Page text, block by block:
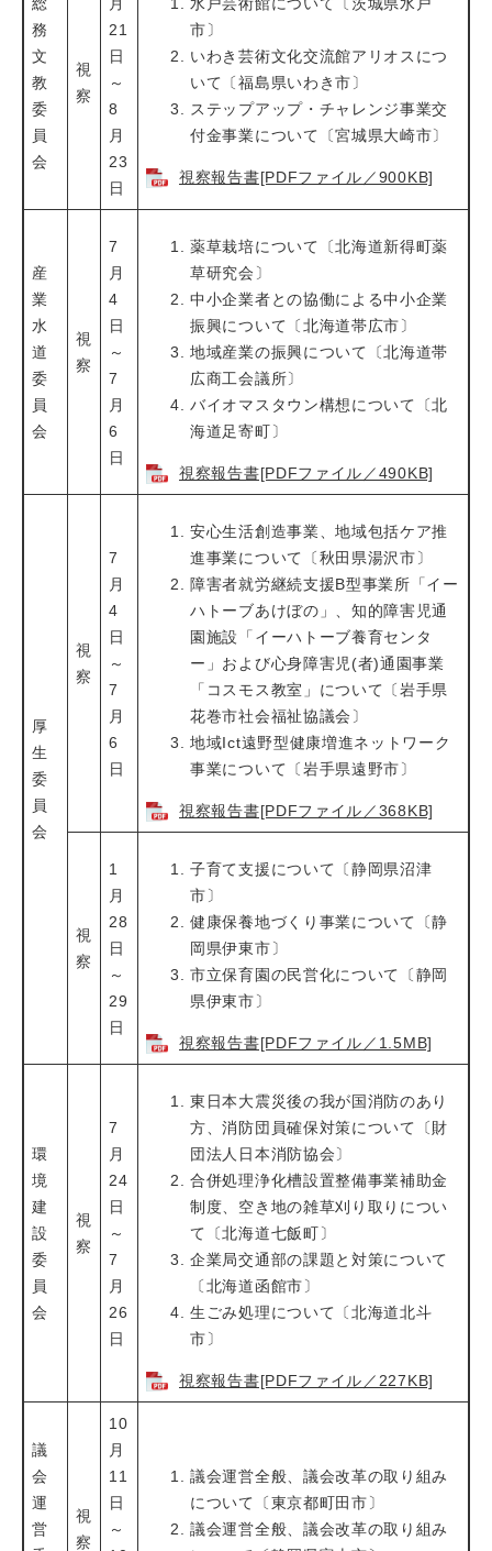
務
文
教
委
員
会
視
察
21
日
～
8
月
23
日
市〕
いわき芸術文化交流館アリオスにつ
いて〔福島県いわき市〕
ステップアップ・チャレンジ事業交
付金事業について〔宮城県大崎市〕
視察報告書[PDFファイル／900KB]
産
業
水
道
委
員
会
視
察
7
月
4
日
～
7
月
6
日
薬草栽培について〔北海道新得町薬
草研究会〕
中小企業者との協働による中小企業
振興について〔北海道帯広市〕
地域産業の振興について〔北海道帯
広商工会議所〕
バイオマスタウン構想について〔北
海道足寄町〕
視察報告書[PDFファイル／490KB]
厚
生
委
員
会
視
察
7
月
4
日
～
7
月
6
日
安心生活創造事業、地域包括ケア推
進事業について〔秋田県湯沢市〕
障害者就労継続支援B型事業所「イー
ハトーブあけぼの」、知的障害児通
園施設「イーハトーブ養育センタ
ー」および心身障害児(者)通園事業
「コスモス教室」について〔岩手県
花巻市社会福祉協議会〕
地域Ict遠野型健康増進ネットワーク
事業について〔岩手県遠野市〕
視察報告書[PDFファイル／368KB]
視
察
1
月
28
日
～
29
日
子育て支援について〔静岡県沼津
市〕
健康保養地づくり事業について〔静
岡県伊東市〕
市立保育園の民営化について〔静岡
県伊東市〕
視察報告書[PDFファイル／1.5MB]
環
境
建
設
委
員
会
視
察
7
月
24
日
～
7
月
26
日
東日本大震災後の我が国消防のあり
方、消防団員確保対策について〔財
団法人日本消防協会〕
合併処理浄化槽設置整備事業補助金
制度、空き地の雑草刈り取りについ
て〔北海道七飯町〕
企業局交通部の課題と対策について
〔北海道函館市〕
生ごみ処理について〔北海道北斗
市〕
視察報告書[PDFファイル／227KB]
議
会
運
営
視
察
10
月
11
日
～
議会運営全般、議会改革の取り組み
について〔東京都町田市〕
議会運営全般、議会改革の取り組み